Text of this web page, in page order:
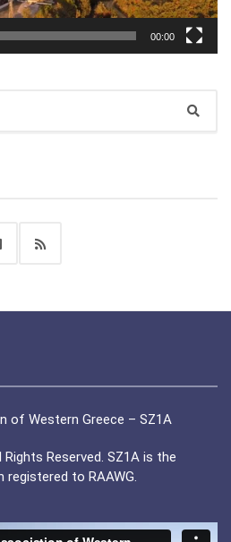
00:00
of Western Greece – SZ1A
Reserved. SZ1A is the
to RAAWG.